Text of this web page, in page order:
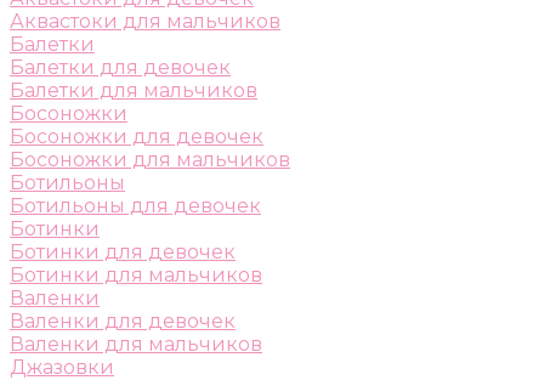
Аквастоки для мальчиков
Балетки
Балетки для девочек
Балетки для мальчиков
Босоножки
Босоножки для девочек
Босоножки для мальчиков
Ботильоны
Ботильоны для девочек
Ботинки
Ботинки для девочек
Ботинки для мальчиков
Валенки
Валенки для девочек
Валенки для мальчиков
Джазовки